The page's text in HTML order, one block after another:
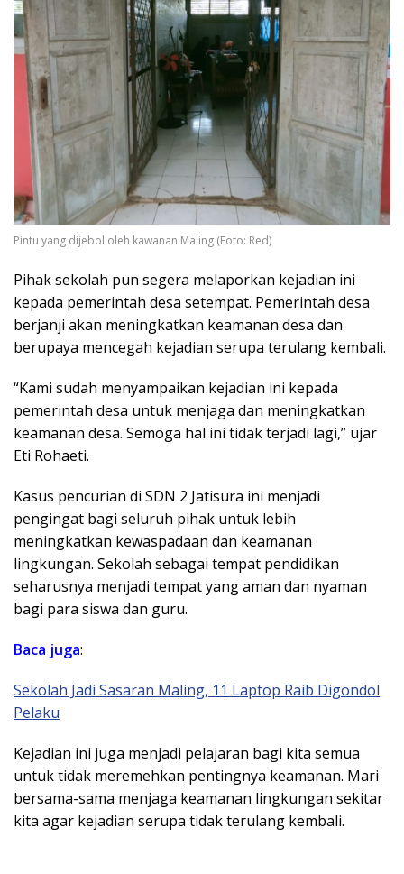
Pintu yang dijebol oleh kawanan Maling (Foto: Red)
Pihak sekolah pun segera melaporkan kejadian ini
kepada pemerintah desa setempat. Pemerintah desa
berjanji akan meningkatkan keamanan desa dan
berupaya mencegah kejadian serupa terulang kembali.
“Kami sudah menyampaikan kejadian ini kepada
pemerintah desa untuk menjaga dan meningkatkan
keamanan desa. Semoga hal ini tidak terjadi lagi,” ujar
Eti Rohaeti.
Kasus pencurian di SDN 2 Jatisura ini menjadi
pengingat bagi seluruh pihak untuk lebih
meningkatkan kewaspadaan dan keamanan
lingkungan. Sekolah sebagai tempat pendidikan
seharusnya menjadi tempat yang aman dan nyaman
bagi para siswa dan guru.
Baca juga:
Sekolah Jadi Sasaran Maling, 11 Laptop Raib Digondol
Pelaku
Kejadian ini juga menjadi pelajaran bagi kita semua
untuk tidak meremehkan pentingnya keamanan. Mari
bersama-sama menjaga keamanan lingkungan sekitar
kita agar kejadian serupa tidak terulang kembali.